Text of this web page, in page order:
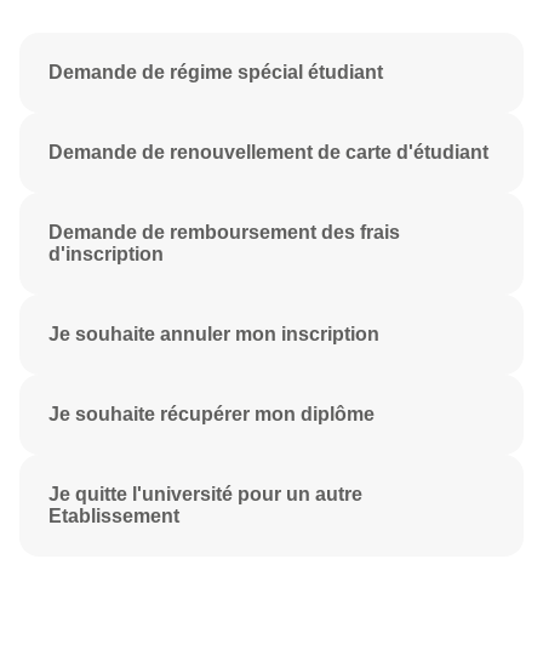
Demande de régime spécial étudiant
Demande de renouvellement de carte d'étudiant
Demande de remboursement des frais
d'inscription
Je souhaite annuler mon inscription
Je souhaite récupérer mon diplôme
Je quitte l'université pour un autre
Etablissement